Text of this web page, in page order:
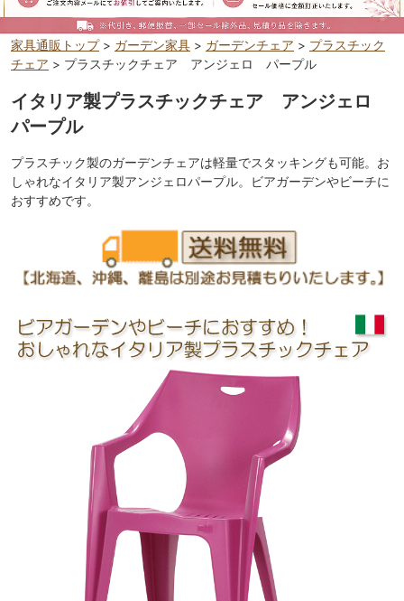
家具通販トップ> ガーデン家具 > ガーデンチェア > プラスチック
チェア > プラスチックチェア アンジェロ パープル
イタリア製プラスチックチェア アンジェロ
パープル
プラスチック製のガーデンチェアは軽量でスタッキングも可能。お
しゃれなイタリア製アンジェロパープル。ビアガーデンやビーチに
おすすめです。